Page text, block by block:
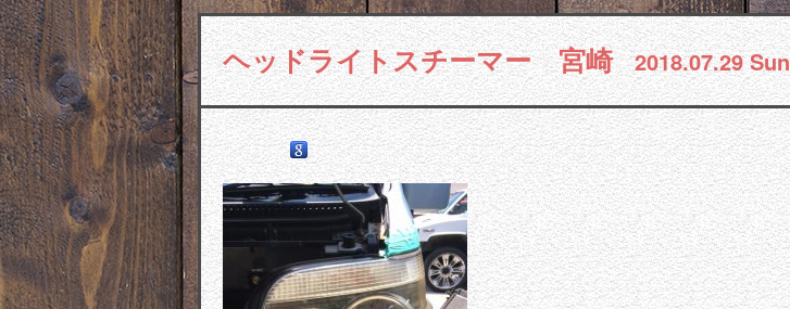
ヘッドライトスチーマー 宮崎 2018.07.29 Sun